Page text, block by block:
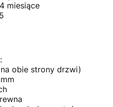
miesiące
obie strony drzwi)